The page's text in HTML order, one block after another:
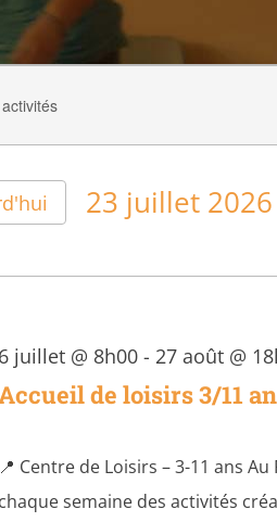
23 juillet 2026
date.
de loisirs 3/11
6 juillet @ 8h00 - 27 août @
📍 Centre de Loisirs – 3-11 ans
chaque semaine des activités